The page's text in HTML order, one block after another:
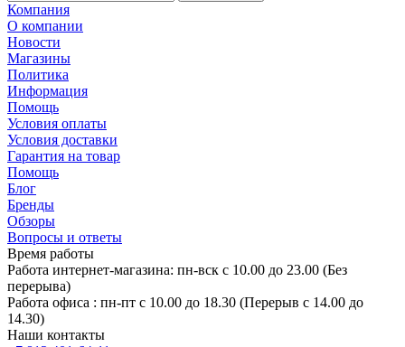
Компания
О компании
Новости
Магазины
Политика
Информация
Помощь
Условия оплаты
Условия доставки
Гарантия на товар
Помощь
Блог
Бренды
Обзоры
Вопросы и ответы
Время работы
Работа интернет-магазина: пн-вск с 10.00 до 23.00 (Без
перерыва)
Работа офиса : пн-пт с 10.00 до 18.30 (Перерыв с 14.00 до
14.30)
Наши контакты